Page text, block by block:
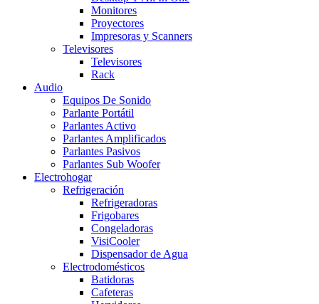
Monitores
Proyectores
Impresoras y Scanners
Televisores
Televisores
Rack
Audio
Equipos De Sonido
Parlante Portátil
Parlantes Activo
Parlantes Amplificados
Parlantes Pasivos
Parlantes Sub Woofer
Electrohogar
Refrigeración
Refrigeradoras
Frigobares
Congeladoras
VisiCooler
Dispensador de Agua
Electrodomésticos
Batidoras
Cafeteras